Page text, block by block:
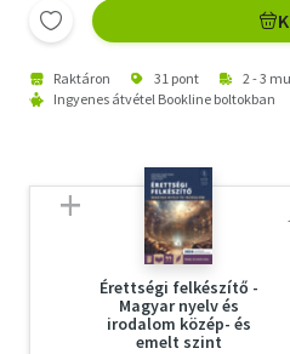
Raktáron 31 pont
2 - 3
Ingyenes átvétel Bookline boltokban
Érettségi felkészítő -
Magyar nyelv és
irodalom közép- és
emelt szint